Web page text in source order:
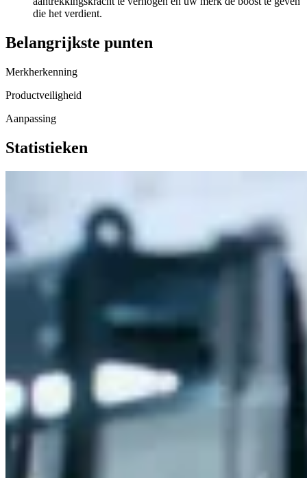
die het verdient.
Belangrijkste punten
Merkherkenning
Productveiligheid
Aanpassing
Statistieken